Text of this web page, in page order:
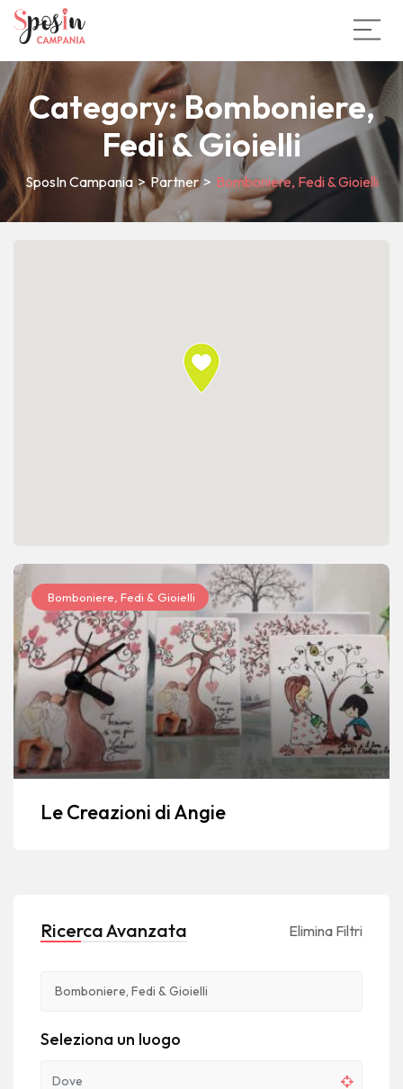
Category:Bomboniere,
Fedi & Gioielli
SposIn Campania>Partner> Bomboniere, Fedi & Gioielli
Bomboniere, Fedi & Gioielli
Le Creazioni di Angie
Ricerca Avanzata Elimina Filtri
Seleziona un luogo